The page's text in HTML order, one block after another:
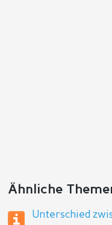
Ähnliche
Unterschied